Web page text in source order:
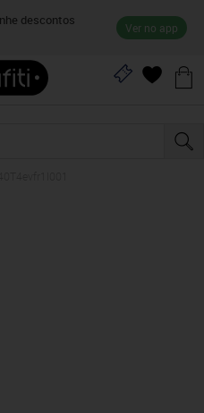
descontos
Ver no app